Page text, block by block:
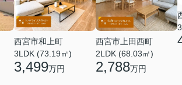
西宮市和上町
3LDK (73.19㎡)
3,499万円
西宮市上田西町
2LDK (68.03㎡)
2,788万円